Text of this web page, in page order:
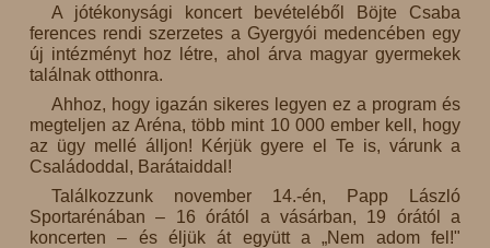
A jótékonysági koncert bevételéből Böjte Csaba
ferences rendi szerzetes a Gyergyói medencében egy
új intézményt hoz létre, ahol árva magyar gyermekek
találnak otthonra.
Ahhoz, hogy igazán sikeres legyen ez a program és
megteljen az Aréna, több mint 10 000 ember kell, hogy
az ügy mellé álljon! Kérjük gyere el Te is, várunk a
Családoddal, Barátaiddal!
Találkozzunk november 14.-én, Papp László
Sportarénában – 16 órától a vásárban, 19 órától a
koncerten – és éljük át együtt a „Nem adom fel!"